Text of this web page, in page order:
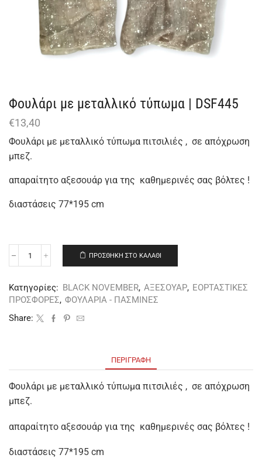
Φουλάρι με μεταλλικό τύπωμα | DSF445
€13,40
Φουλάρι με μεταλλικό τύπωμα πιτσιλιές , σε απόχρωση
μπεζ.
απαραίτητο αξεσουάρ για της καθημερινές σας βόλτες !
διαστάσεις 77*195 cm
ΠΡΟΣΘΉΚΗ ΣΤΟ ΚΑΛΆΘΙ
Κατηγορίες: BLACK NOVEMBER, ΑΞΕΣΟΥΑΡ, ΕΟΡΤΑΣΤΙΚΕΣ
ΠΡΟΣΦΟΡΕΣ, ΦΟΥΛΑΡΙΑ - ΠΑΣΜΙΝΕΣ
Share:
ΠΕΡΙΓΡΑΦΉ
Φουλάρι με μεταλλικό τύπωμα πιτσιλιές , σε απόχρωση
μπεζ.
απαραίτητο αξεσουάρ για της καθημερινές σας βόλτες !
διαστάσεις 77*195 cm